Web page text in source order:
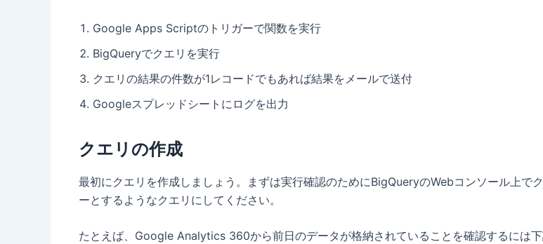
Google Apps Scriptのトリガーで関数を実行
BigQueryでクエリを実行
クエリの結果の件数が1レコードでもあれば結果をメールで送付
Googleスプレッドシートにログを出力
クエリの作成
最初にクエリを作成しましょう。まずは実行確認のためにBigQueryのWebコンソール上で
ーとするようなクエリにしてください。
たとえば、Google Analytics 360から前日のデータが格納されていることを確認するには